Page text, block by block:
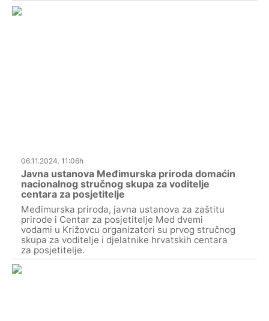
06.11.2024. 11:06h
Javna ustanova Međimurska priroda domaćin
nacionalnog stručnog skupa za voditelje
centara za posjetitelje
Međimurska priroda, javna ustanova za zaštitu
prirode i Centar za posjetitelje Med dvemi
vodami u Križovcu organizatori su prvog stručnog
skupa za voditelje i djelatnike hrvatskih centara
za posjetitelje.